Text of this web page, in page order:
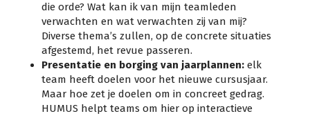
die orde? Wat kan ik van mijn teamleden
verwachten en wat verwachten zij van mij?
Diverse thema’s zullen, op de concrete situaties
afgestemd, het revue passeren.
Presentatie en borging van jaarplannen: elk
team heeft doelen voor het nieuwe cursusjaar.
Maar hoe zet je doelen om in concreet gedrag.
HUMUS helpt teams om hier op interactieve